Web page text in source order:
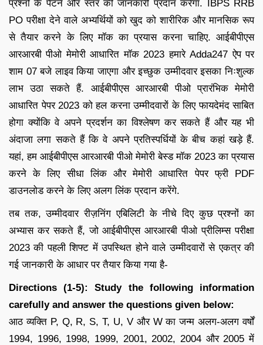
प्रश्नों के पैटर्न और स्तर की जानकारी प्रदान करेगा. IBPS RRB
PO परीक्षा देने वाले अभ्यर्थियों को खुद को शारीरिक और मानसिक रूप
से तैयार करने के लिए मॉक का प्रयास करना चाहिए. आईबीपीएस
आरआरबी पीओ मेमोरी आधारित मॉक 2023 हमारे Adda247 ऐप पर
शाम 07 बजे लाइव किया जाएगा और इच्छुक उम्मीदवार इसका निःशुल्क
लाभ उठा सकते हैं. आईबीपीएस आरआरबी पीओ प्रारंभिक मेमोरी
आधारित पेपर 2023 को हल करना उम्मीदवारों के लिए फायदेमंद साबित
होगा क्योंकि वे अपने प्रदर्शन का विश्लेषण कर सकते हैं और यह भी
अंदाजा लगा सकते हैं कि वे अपने प्रतिस्पर्धियों के बीच कहां खड़े हैं.
यहां, हम आईबीपीएस आरआरबी पीओ मेमोरी बेस्ड मॉक 2023 का प्रयास
करने के लिए सीधा लिंक और मेमोरी आधारित पेपर फ्री PDF
डाउनलोड करने के लिए अलग लिंक प्रदान करेंगे.
तब तक, उम्मीदवार रीज़निंग एबिलिटी के नीचे दिए कुछ प्रश्नों का
अभ्यास कर सकते हैं, जो आईबीपीएस आरआरबी पीओ प्रीलिम्स परीक्षा
2023 की पहली शिफ्ट में उपस्थित होने वाले उम्मीदवारों से एकत्र की
गई जानकारी के आधार पर तैयार किया गया है-
Directions (1-5): Study the following information
carefully and answer the questions given below:
आठ व्यक्ति P, Q, R, S, T, U, V और W का जन्म अलग-अलग वर्षों
1994, 1996, 1998, 1999, 2001, 2002, 2004 और 2005 में